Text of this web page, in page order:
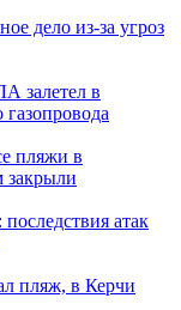
дело из-за угроз
залетел в
пляжи в
закрыли
атак
пляж, в Керчи